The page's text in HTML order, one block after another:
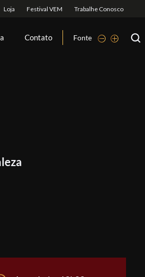
Contato Fonte